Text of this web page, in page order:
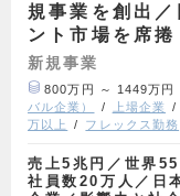
規事業を創出
ント市場を席捲
新規事業
800万円 ～ 1449万円
バル企業）
上場企業
万以上
フレックス勤務
売上5兆円／世界
社員数20万人／日